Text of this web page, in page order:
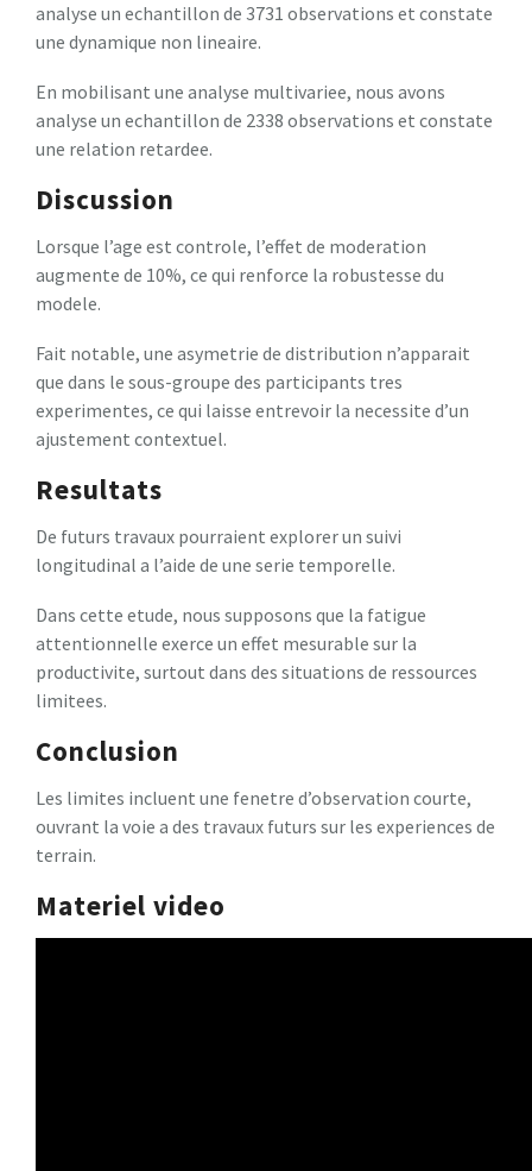
analyse un echantillon de 3731 observations et constate
une dynamique non lineaire.
En mobilisant une analyse multivariee, nous avons
analyse un echantillon de 2338 observations et constate
une relation retardee.
Discussion
Lorsque l’age est controle, l’effet de moderation
augmente de 10%, ce qui renforce la robustesse du
modele.
Fait notable, une asymetrie de distribution n’apparait
que dans le sous-groupe des participants tres
experimentes, ce qui laisse entrevoir la necessite d’un
ajustement contextuel.
Resultats
De futurs travaux pourraient explorer un suivi
longitudinal a l’aide de une serie temporelle.
Dans cette etude, nous supposons que la fatigue
attentionnelle exerce un effet mesurable sur la
productivite, surtout dans des situations de ressources
limitees.
Conclusion
Les limites incluent une fenetre d’observation courte,
ouvrant la voie a des travaux futurs sur les experiences de
terrain.
Materiel video